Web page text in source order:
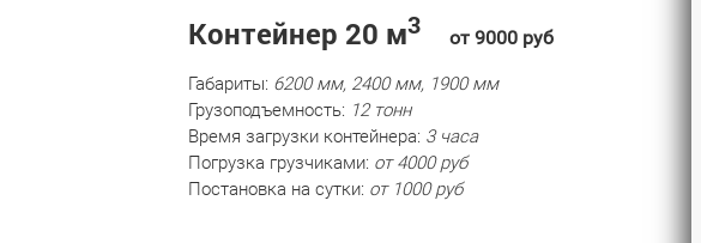
Контейнер 20 м3 от 9000 руб
Габариты: 6200 мм, 2400 мм, 1900 мм
Грузоподъемность: 12 тонн
Время загрузки контейнера: 3 часа
Погрузка грузчиками: от 4000 руб
Постановка на сутки: от 1000 руб